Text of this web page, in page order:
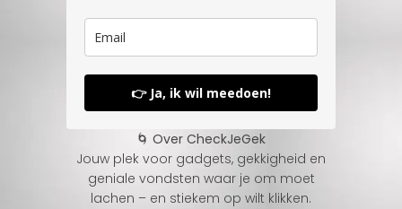
👉 Ja, ik wil meedoen!
🌀 Over CheckJeGek
Jouw plek voor gadgets, gekkigheid en
geniale vondsten waar je om moet
lachen – en stiekem op wilt klikken.